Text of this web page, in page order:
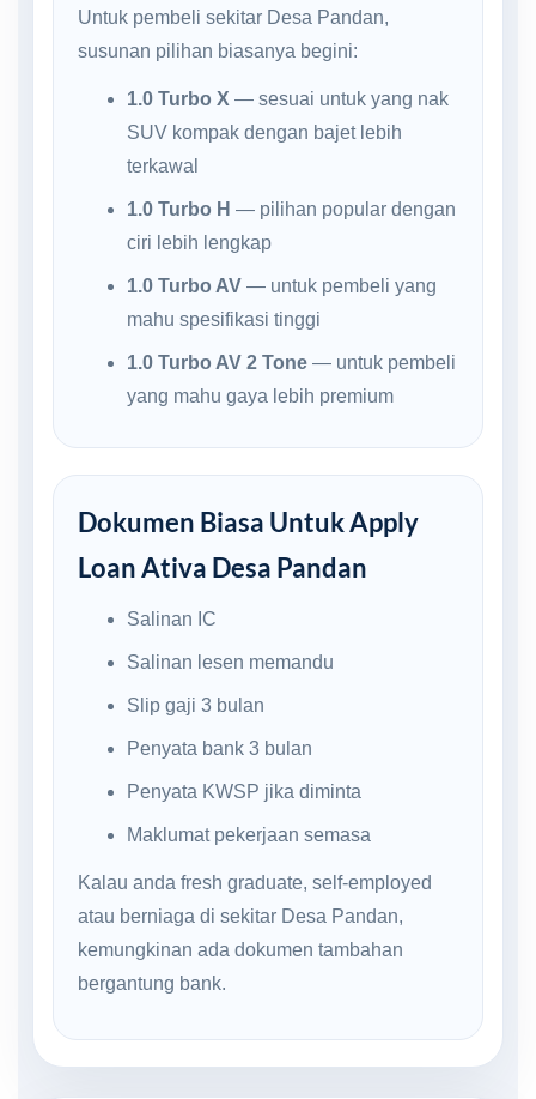
Untuk pembeli sekitar Desa Pandan,
susunan pilihan biasanya begini:
1.0 Turbo X — sesuai untuk yang nak
SUV kompak dengan bajet lebih
terkawal
1.0 Turbo H — pilihan popular dengan
ciri lebih lengkap
1.0 Turbo AV— untuk pembeli yang
mahu spesifikasi tinggi
1.0 Turbo AV 2 Tone— untuk pembeli
yang mahu gaya lebih premium
Dokumen Biasa Untuk Apply
Loan Ativa Desa Pandan
Salinan IC
Salinan lesen memandu
Slip gaji 3 bulan
Penyata bank 3 bulan
Penyata KWSP jika diminta
Maklumat pekerjaan semasa
Kalau anda fresh graduate, self-employed
atau berniaga di sekitar Desa Pandan,
kemungkinan ada dokumen tambahan
bergantung bank.